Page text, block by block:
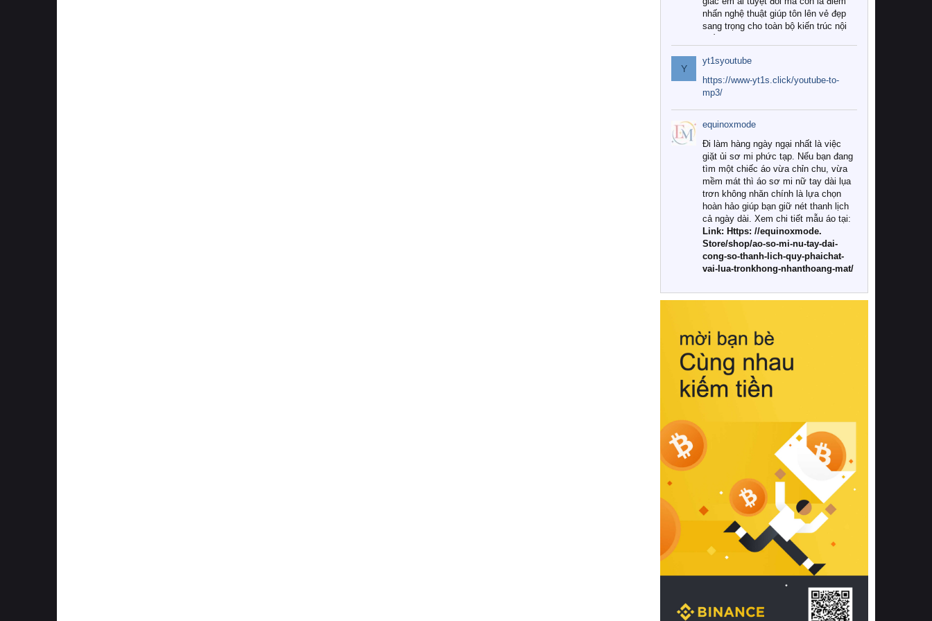
nhấn nghệ thuật giúp tôn lên vẻ đẹp
sang trọng cho toàn bộ kiến trúc nội
Tuy nhiên, giữa thị trường đa dạng
với vô vàn thương hiệu và mẫu mã
như hiện nay, làm thế nào để chọn
được những bộ chăn ga gối đệm cao
cấp thực sự chất lượng, phù hợp với
khí hậu và nhu cầu sử dụng của gia
đình? Hãy cùng chúng tôi đi tìm lời
giải đáp chi tiết qua bài viết dưới đây.
1. Tại sao các gia đình hiện đại lại ưa
chuộng chăn ga gối đệm cao cấp?
Khác với các dòng sản phẩm thông
thường, những bộ chăn ga gối đệm
cao cấp trải qua quy trình sản xuất
nghiêm ngặt từ khâu chọn lọc nguyên
liệu tự nhiên đến công nghệ dệt
nhuộm hiện đại không chứa hóa chất
này, bạn sẽ cảm nhận rõ rệt sự khác
hồi chuẩn xác của phần đệm nâng đỡ
cột sống.
Bên cạnh đó, việc lựa chọn các dòng
sản phẩm đạt chuẩn chất lượng quốc
tế còn giúp ngăn ngừa tình trạng kích
khuẩn và nấm mốc trong điều kiện
thời tiết nóng ẩm. Bạn có thể tìm hiểu
thêm các nghiên cứu khoa học về tác
động của giấc ngủ và môi trường
phòng ngủ đối với sức khỏe con
người tại Sleep Foundation (External
Link) để có cái nhìn toàn diện hơn.
2. Các tiêu chí vàng khi lựa chọn
chăn ga gối đệm cao cấp cho phòng
ngủ
Để sở hữu một bộ chăn ga gối đệm
cao cấp hoàn hảo cả về thẩm mỹ lẫn
công năng, người tiêu dùng cần cân
nhắc kỹ lưỡng các tiêu chí quan trọng
Y
yt1syoutube
https://www-yt1s.click/youtube-to-
mp3/
equinoxmode
Đi làm hàng ngày ngại nhất là việc
giặt ủi sơ mi phức tạp. Nếu bạn đang
tìm một chiếc áo vừa chỉn chu, vừa
mềm mát thì áo sơ mi nữ tay dài lụa
trơn không nhăn chính là lựa chọn
hoàn hảo giúp bạn giữ nét thanh lịch
cả ngày dài. Xem chi tiết mẫu áo tại:
Link: Https: //equinoxmode.
Store/shop/ao-so-mi-nu-tay-dai-
cong-so-thanh-lich-quy-phaichat-
vai-lua-tronkhong-nhanthoang-mat/